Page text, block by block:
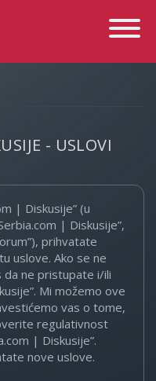
Toggle
- USLOVI
| Diskusije” (u
| Diskusije”,
prihvatate
uslove. Ako se ne
da ne pristupate i/ili
Mi možemo ove
vas o tome,
regulativnost
| Diskusije”.
nove uslove.